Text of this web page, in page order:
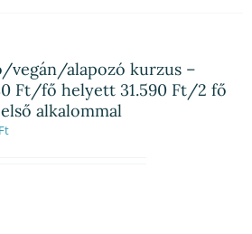
vegán/alapozó kurzus –
Ft/fő helyett 31.590 Ft/2 fő
alkalommal
Ft